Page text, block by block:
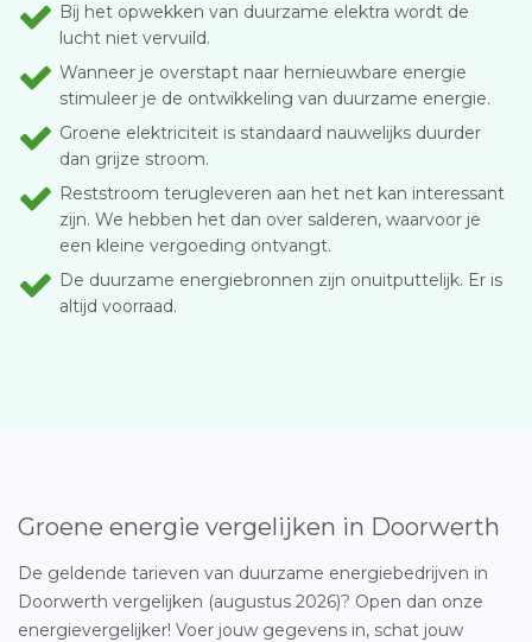
Bij het opwekken van duurzame elektra wordt de
lucht niet vervuild.
Wanneer je overstapt naar hernieuwbare energie
stimuleer je de ontwikkeling van duurzame energie.
Groene elektriciteit is standaard nauwelijks duurder
dan grijze stroom.
Reststroom terugleveren aan het net kan interessant
zijn. We hebben het dan over salderen, waarvoor je
een kleine vergoeding ontvangt.
De duurzame energiebronnen zijn onuitputtelijk. Er is
altijd voorraad.
Groene energie vergelijken in Doorwerth
De geldende tarieven van duurzame energiebedrijven in
Doorwerth vergelijken (augustus 2026)? Open dan onze
energievergelijker! Voer jouw gegevens in, schat jouw